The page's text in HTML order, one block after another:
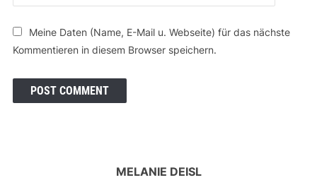
Meine Daten (Name, E-Mail u. Webseite) für das nächste
Kommentieren in diesem Browser speichern.
MELANIE DEISL